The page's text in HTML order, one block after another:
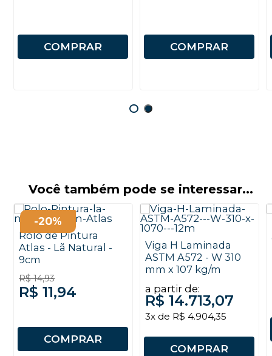
COMPRAR COMPRAR
Você também pode se interessar...
Rolo de Pintura
Atlas - Lã Natural -
9cm
R$ 14,93
R$ 11,94
COMPRAR
-20%
Viga H Laminada
ASTM A572 - W 310
mm x 107 kg/m
a partir de:
R$ 14.713,07
3x de R$ 4.904,35
COMPRAR